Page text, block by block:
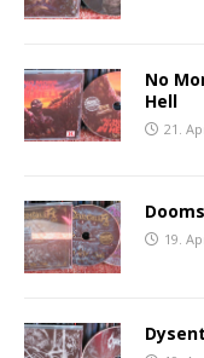
No
Hell
21.
19.